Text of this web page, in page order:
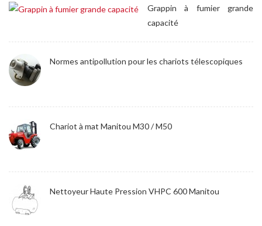
Grappin à fumier grande
capacité
Normes antipollution pour les chariots télescopiques
Chariot à mat Manitou M30 / M50
Nettoyeur Haute Pression VHPC 600 Manitou